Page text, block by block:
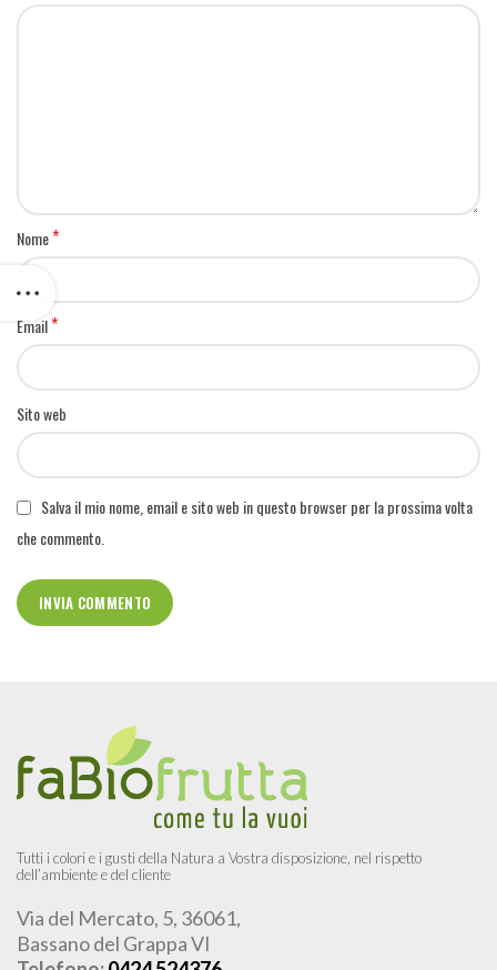
Nome*
Email*
Sito web
Salva il mio nome, email e sito web in questo browser per la prossima volta
che commento.
Tutti i colori e i gusti della Natura a Vostra disposizione, nel rispetto
dell’ambiente e del cliente
Via del Mercato, 5, 36061,
Bassano del Grappa VI